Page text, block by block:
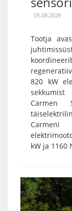
05.08.2026
Tootja
820 kW
Carmen
kW ja 1160